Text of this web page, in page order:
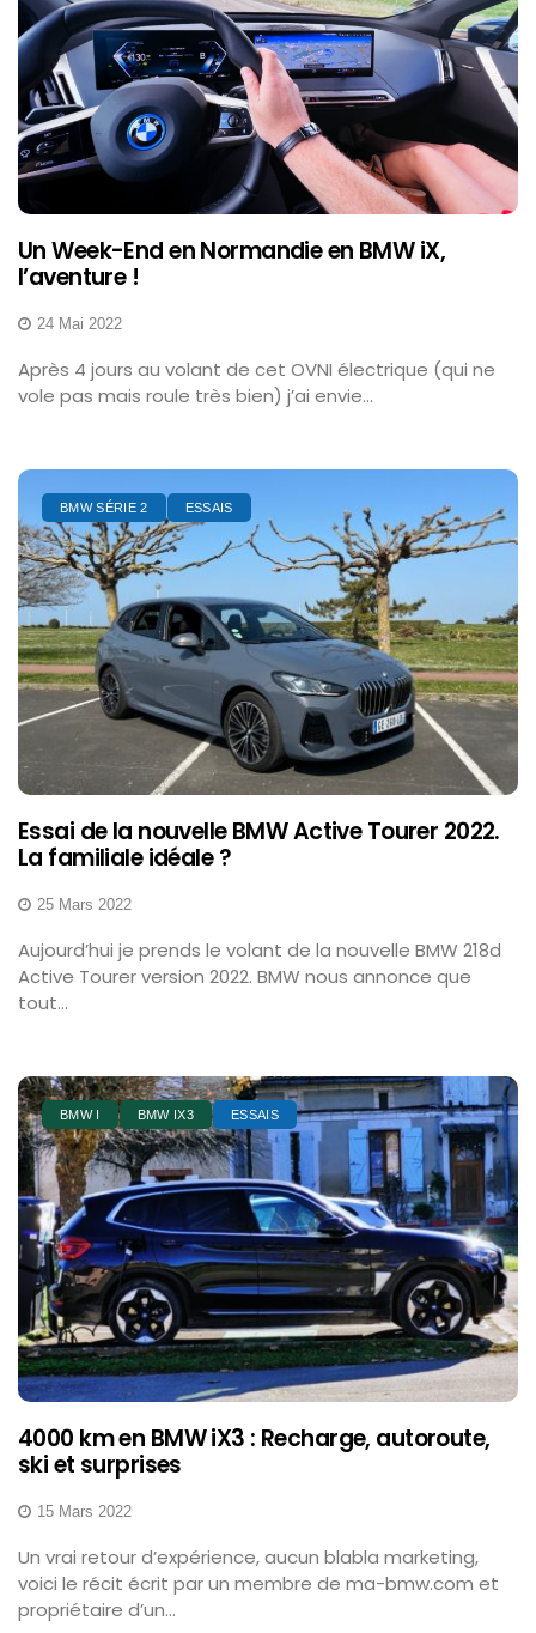
Un Week-End en Normandie en BMW iX,
l’aventure !
24 Mai 2022
Après 4 jours au volant de cet OVNI électrique (qui ne
vole pas mais roule très bien) j’ai envie...
BMW SÉRIE 2 ESSAIS
Essai de la nouvelle BMW Active Tourer 2022.
La familiale idéale ?
25 Mars 2022
Aujourd’hui je prends le volant de la nouvelle BMW 218d
Active Tourer version 2022. BMW nous annonce que
tout...
BMW I BMW IX3 ESSAIS
4000 km en BMW iX3 : Recharge, autoroute,
ski et surprises
15 Mars 2022
Un vrai retour d’expérience, aucun blabla marketing,
voici le récit écrit par un membre de ma-bmw.com et
propriétaire d’un...